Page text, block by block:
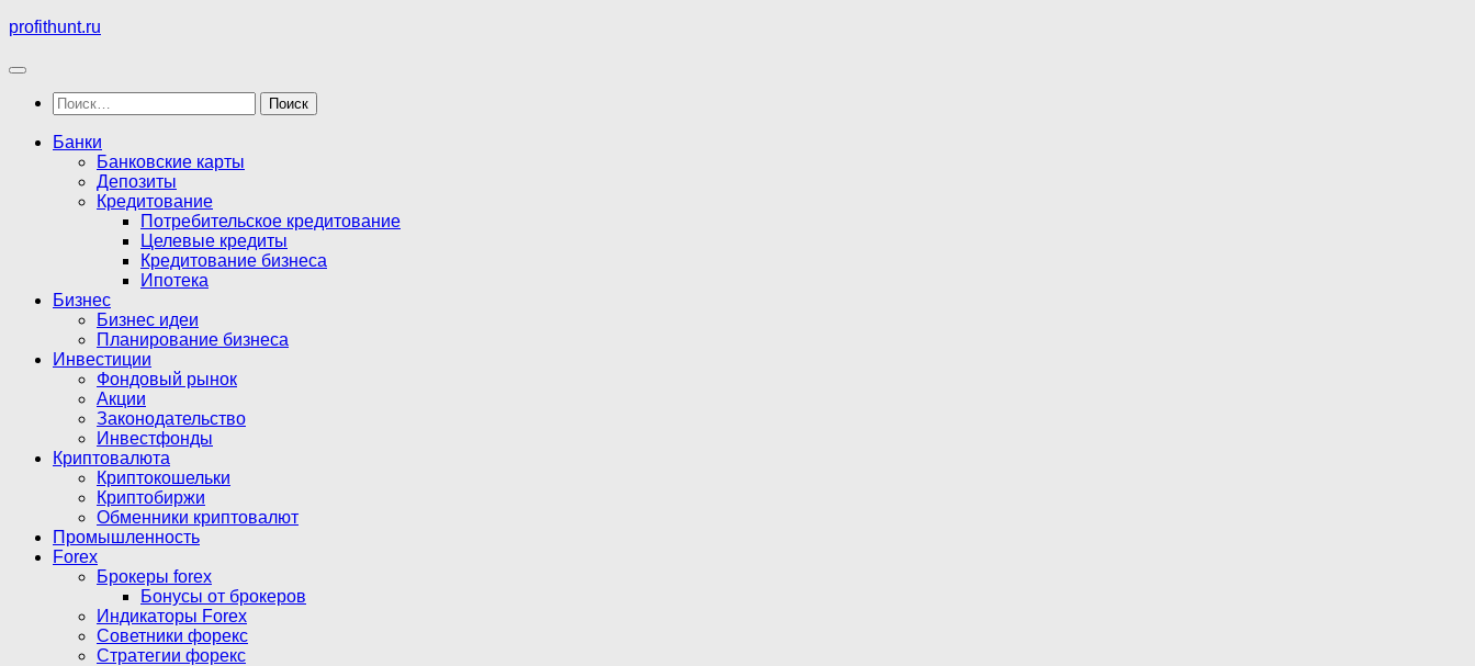
Перейти
содержимому
profithunt.ru
Найти:
Банки
Банковские карты
Депозиты
Кредитование
Потребительское кредитование
Целевые кредиты
Кредитование бизнеса
Ипотека
Бизнес
Бизнес идеи
Планирование бизнеса
Инвестиции
Фондовый рынок
Акции
Законодательство
Инвестфонды
Криптовалюта
Криптокошельки
Криптобиржи
Обменники криптовалют
Промышленность
Forex
Брокеры forex
Бонусы от брокеров
Индикаторы Forex
Советники форекс
Стратегии форекс